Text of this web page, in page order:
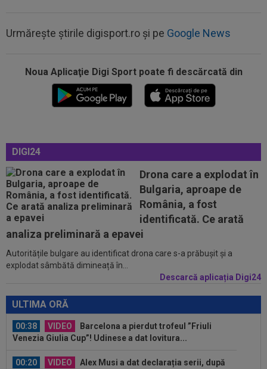
Urmărește știrile digisport.ro și pe Google News
Noua Aplicaţie Digi Sport poate fi descărcată din
DIGI24
Drona care a explodat în
Bulgaria, aproape de
România, a fost
identificată. Ce arată
analiza preliminară a epavei
Autoritățile bulgare au identificat drona care s-a prăbușit și a
explodat sâmbătă dimineață în...
Descarcă aplicația Digi24
ULTIMA ORĂ
00:20 VIDEO
Alex Musi a dat declarația serii, după
ce Dinamo a învins-o pe FC Voluntari cu...
VIDEO
Estrela - Sporting 2-2. Meci
00:02 EXCLUSIV
Florin Prunea s-a convins, după
Dinamo - FC Voluntari: ”Fotbalist! Extraordinar”
00:00
Ion Gheorghe a rupt tăcerea, după ce a
provocat penalty-ul din care Dinamo a...
23:58
Salariul lui Marius Șumudică la
CFR Cluj. Peste Pancu la Rapid și de două ori...
00:39
Reacția total neașteptată a lui Nuno Campos,
întrebat de Adrian Mazilu după...
umilința cu Dinamo
00:38 VIDEO
Barcelona a pierdut trofeul ”Friuli
Venezia Giulia Cup”! Udinese a dat lovitura...
00:20 VIDEO
Alex Musi a dat declarația serii, după